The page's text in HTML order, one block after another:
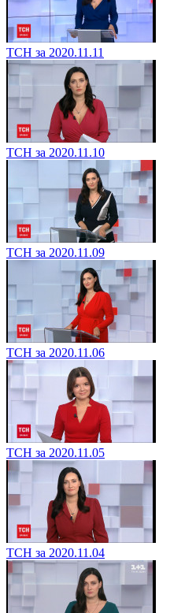
ТСН за 2020.11.11
ТСН за 2020.11.10
ТСН за 2020.11.09
ТСН за 2020.11.06
ТСН за 2020.11.05
ТСН за 2020.11.04